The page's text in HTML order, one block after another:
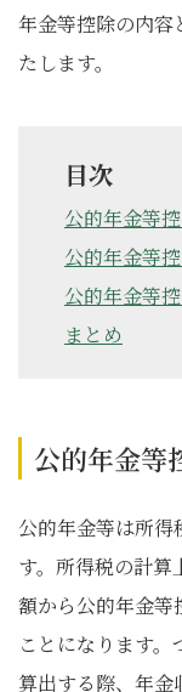
年金等控除の内容
たします。
目次
公的年金等
公的年金等
公的年金等
まとめ
公的年金等
公的年金等は所得
す。所得税の計
額から公的年金等
ことになります
算出する際、年金